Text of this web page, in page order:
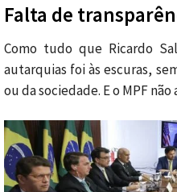
Falta de
Como tudo que Ricardo
autarquias foi às escuras,
ou da sociedade. E o MPF